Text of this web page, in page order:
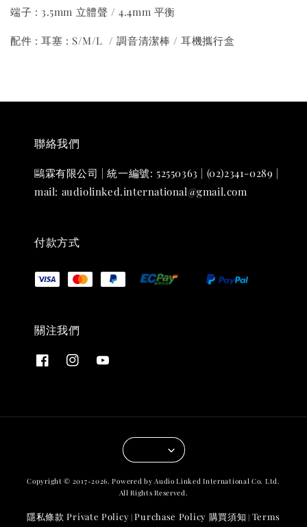
端子 : 3.5mm 立體聲 / 4.4mm 平衡
配件 : 耳塞 : S/M/L / 調音清潔棒 / 耳機攜行盒
聯絡我們
鷗霖有限公司 | 統一編號: 52550363 | (02)2341-0289 |
mail: audiolinked.international@gmail.com
付款方式
關注我們
Copyright © 2017-2026. Powered by Audio Linked International Co. Ltd.
All Rights Reserved.
隱私條款 Private Policy |Purchase Policy 購買須知 | Terms